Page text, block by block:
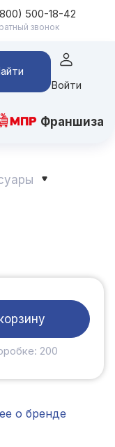
500-18-42
звонок
Войти
Франшиза
200
о бренде